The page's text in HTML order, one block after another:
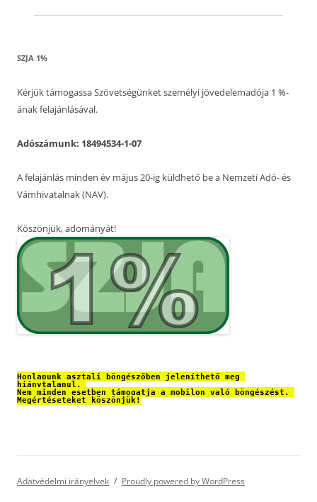
SZJA 1%
Kérjük támogassa Szövetségünket személyi jövedelemadója 1 %-
ának felajánlásával.
Adószámunk: 18494534-1-07
A felajánlás minden év május 20-ig küldhető be a Nemzeti Adó- és
Vámhivatalnak (NAV).
Köszönjük, adományát!
Honlapunk asztali böngészőben jeleníthető meg
hiánytalanul.
Nem minden esetben támogatja a mobilon való böngészést.
Megértéseteket köszönjük!
Adatvédelmi irányelvek Proudly powered by WordPress